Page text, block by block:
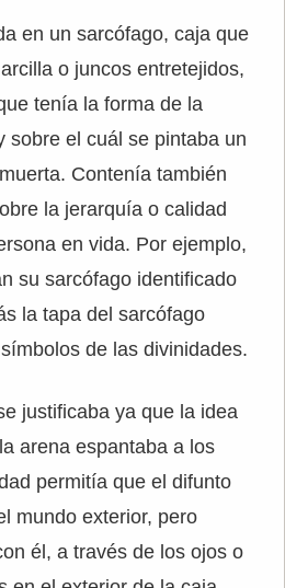
en un sarcófago, caja que
o juncos entretejidos,
tenía la forma de la
sobre el cuál se pintaba un
Contenía también
la jerarquía o calidad
en vida. Por ejemplo,
su sarcófago identificado
la tapa del sarcófago
de las divinidades.
justificaba ya que la idea
arena espantaba a los
permitía que el difunto
mundo exterior, pero
él, a través de los ojos o